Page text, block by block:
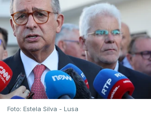
Foto: Estela Silva - Lusa